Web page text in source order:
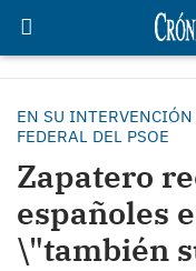
EN SU
FEDERAL DEL PSOE
Zapatero
españoles
\"también